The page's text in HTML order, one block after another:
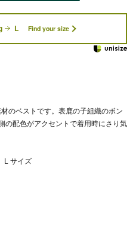
L Find your size
のベストです。表鹿の子組織のボン
の配色がアクセントで着用時にさり気
L サイズ